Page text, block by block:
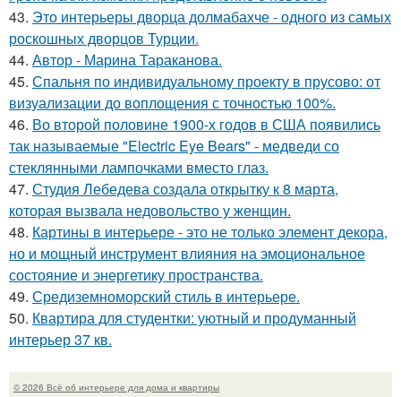
43. Это интерьеры дворца долмабахче - одного из самых
роскошных дворцов Турции.
44. Автор - Марина Тараканова.
45. Спальня по индивидуальному проекту в прусово: от
визуализации до воплощения с точностью 100%.
46. Во второй половине 1900-х годов в США появились
так называемые "Electric Eye Bears" - медведи со
стеклянными лампочками вместо глаз.
47. Студия Лебедева создала открытку к 8 марта,
которая вызвала недовольство у женщин.
48. Картины в интерьере - это не только элемент декора,
но и мощный инструмент влияния на эмоциональное
состояние и энергетику пространства.
49. Средиземноморский стиль в интерьере.
50. Квартира для студентки: уютный и продуманный
интерьер 37 кв.
© 2026 Всё об интерьере для дома и квартиры